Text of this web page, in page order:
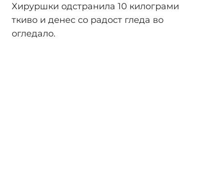
Хируршки одстранила 10 килограми
ткиво и денес со радост гледа во
огледало.